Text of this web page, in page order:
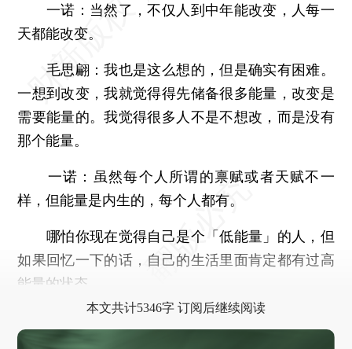
一诺： 当然了，不仅人到中年能改变，人每一
天都能改变。
毛思翩：我也是这么想的，但是确实有困难。
一想到改变，我就觉得得先储备很多能量，改变是
需要能量的。我觉得很多人不是不想改，而是没有
那个能量。
一诺： 虽然每个人所谓的禀赋或者天赋不一
样，但能量是内生的，每个人都有。
哪怕你现在觉得自己是个「低能量」的人，但
如果回忆一下的话，自己的生活里面肯定都有过高
能量的状态。
本文共计5346字 订阅后继续阅读